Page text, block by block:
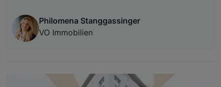
Philomena Stanggassinger
VO Immobilien